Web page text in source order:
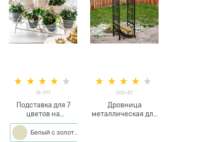
14-917
Подставка для 7
цветов на
подоконник 14-917
металл
Белый с золотым
500-87
Дровница
металлическая для